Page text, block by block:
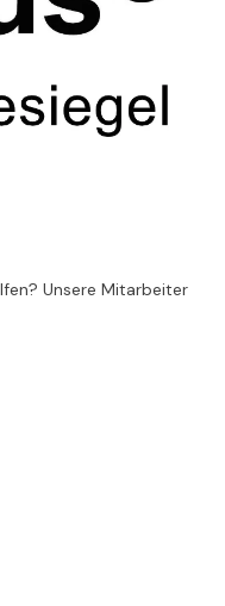
Unsere Mitarbeiter